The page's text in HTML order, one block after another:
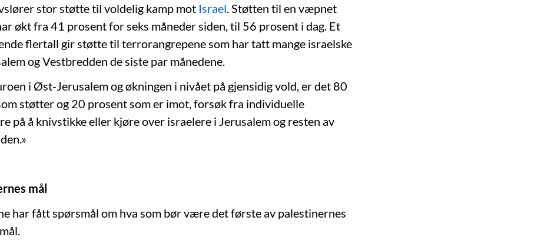
stor støtte til voldelig kamp mot Israel. Støtten til en væpnet
økt fra 41 prosent for seks måneder siden, til 56 prosent i dag. Et
flertall gir støtte til terrorangrepene som har tatt mange israelske
og Vestbredden de siste par månedene.
i Øst-Jerusalem og økningen i nivået på gjensidig vold, er det 80
støtter og 20 prosent som er imot, forsøk fra individuelle
på å knivstikke eller kjøre over israelere i Jerusalem og resten av
mål
har fått spørsmål om hva som bør være det første av palestinernes